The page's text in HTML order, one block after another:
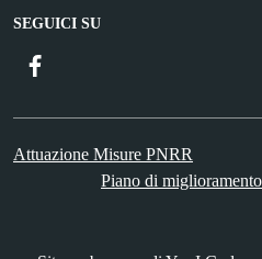
SEGUICI SU
Attuazione Misure PNRR
Piano di